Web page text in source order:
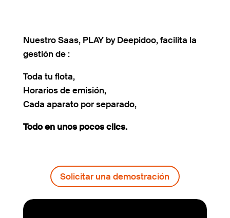
Nuestro Saas, PLAY by Deepidoo, facilita la
gestión de :
Toda tu flota,
Horarios de emisión,
Cada aparato por separado,
Todo en unos pocos clics.
Solicitar una demostración